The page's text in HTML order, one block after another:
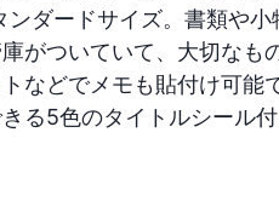
ダードサイズ。書類や小
がついていて、大切なも
などでメモも貼付け可能
る5色のタイトルシール